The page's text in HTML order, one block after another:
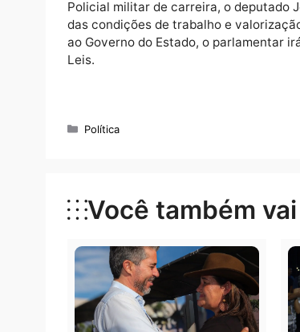
nossa capital e do nosso Estado”,
O deputado também garantiu que
aplicação de medidas que
para que o governo invista na
Policial militar de carreira, o
Categorias
Política